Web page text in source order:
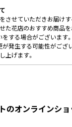
させていただきお届け
花店のおすすめ商品を
する場合がございます。
発生する可能性がござ
上げます。
のオンラインシ